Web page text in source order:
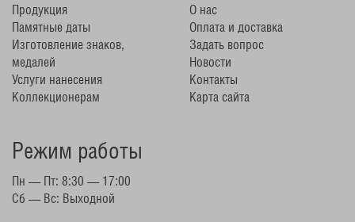
Продукция
Памятные даты
Изготовление знаков,
медалей
Услуги нанесения
Коллекционерам
О нас
Оплата и доставка
Задать вопрос
Новости
Контакты
Карта сайта
Режим работы
Пн — Пт: 8:30 — 17:00
Сб — Вс: Выходной